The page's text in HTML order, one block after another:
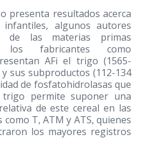
presenta resultados acerca
algunos autores
de las materias primas
los fabricantes como
AFi el trigo (1565-
sus subproductos (112-134
de fosfatohidrolasas que
permite suponer una
de este cereal en las
T, ATM y ATS, quienes
los mayores registros